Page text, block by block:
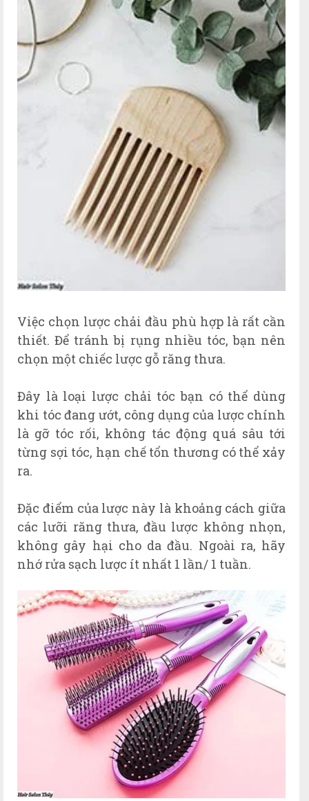
Việc chọn lược chải đầu phù hợp là rất cần
thiết. Để tránh bị rụng nhiều tóc, bạn nên
chọn một chiếc lược gỗ răng thưa.
Đây là loại lược chải tóc bạn có thể dùng
khi tóc đang ướt, công dụng của lược chính
là gỡ tóc rối, không tác động quá sâu tới
từng sợi tóc, hạn chế tổn thương có thể xảy
ra.
Đặc điểm của lược này là khoảng cách giữa
các lưỡi răng thưa, đầu lược không nhọn,
không gây hại cho da đầu. Ngoài ra, hãy
nhớ rửa sạch lược ít nhất 1 lần/ 1 tuần.